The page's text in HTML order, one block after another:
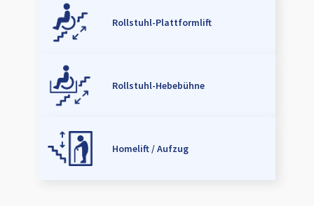
Rollstuhl-Plattformlift
Rollstuhl-Hebebühne
Homelift / Aufzug